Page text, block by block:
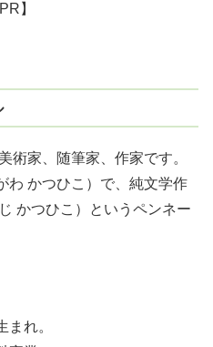
】
術家、随筆家、作家です。
わ かつひこ）で、純文学作
かつひこ）というペンネー
れ。